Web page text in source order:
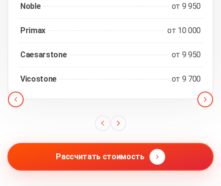
Noble от 9 950
Primax от 10 000
Caesarstone от 9 950
Vicostone от 9 700
Рассчитать стоимость